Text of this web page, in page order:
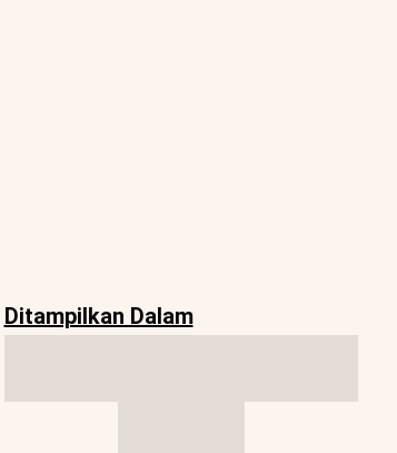
Ditampilkan Dalam